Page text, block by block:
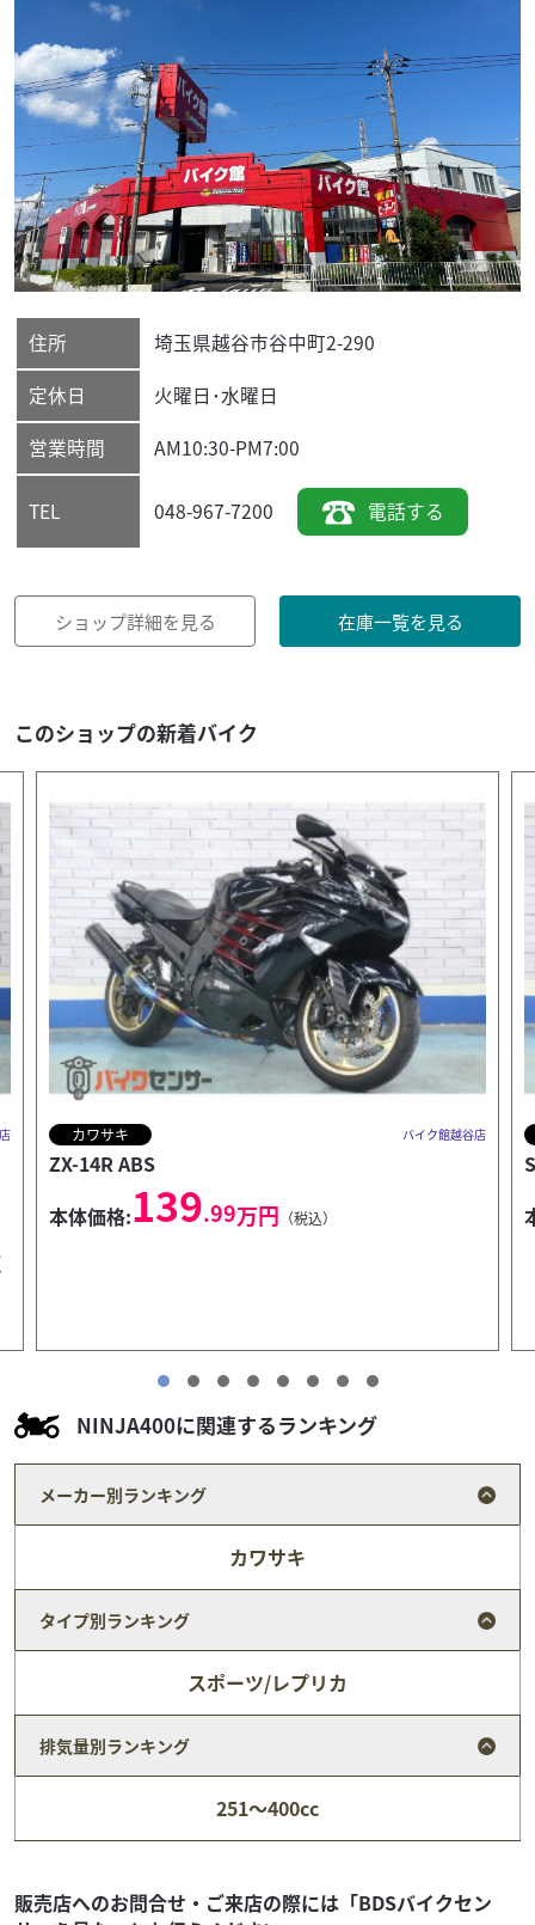
住所 埼玉県越谷市谷中町2-290
定休日
火曜日･水曜日
営業時間
AM10:30-PM7:00
TEL 048-967-7200 電話する
ショップ詳細を見る 在庫一覧を見る
このショップの新着バイク
スズキ バイク館越谷店
ST250 E-type
本体価格:34.99万円 （税込）
カワサキ
139
NINJA400に関連するランキング
メーカー別ランキング
カワサキ
タイプ別ランキング
スポーツ/レプリカ
排気量別ランキング
251～400cc
販売店へのお問合せ・ご来店の際には「BDSバイクセン